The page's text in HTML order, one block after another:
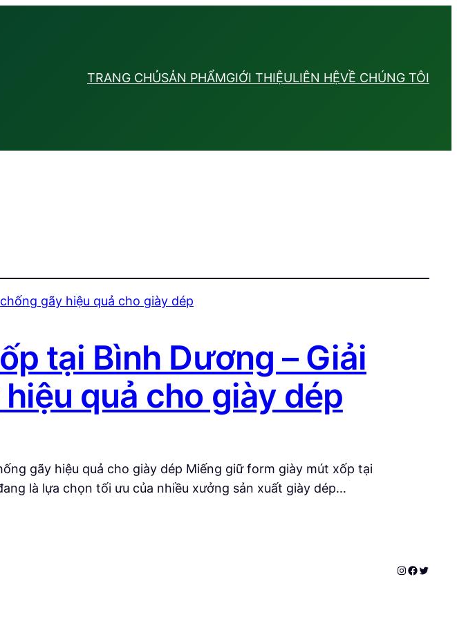
TRANG CHỦSẢN PHẨMGIỚI THIỆULIÊN HỆVỀ CHÚNG TÔI
tại Bình Dương – Giải
quả cho giày dép
gãy hiệu quả cho giày dép Miếng giữ form giày mút xốp tại
là lựa chọn tối ưu của nhiều xưởng sản xuất giày dép…
Instagram
Twitter